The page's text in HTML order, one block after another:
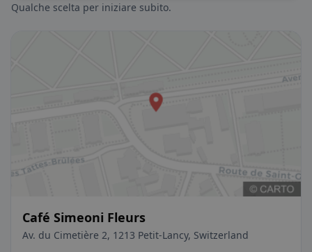
Qualche scelta per iniziare subito.
Café Simeoni Fleurs
Av. du Cimetière 2, 1213 Petit-Lancy, Switzerland